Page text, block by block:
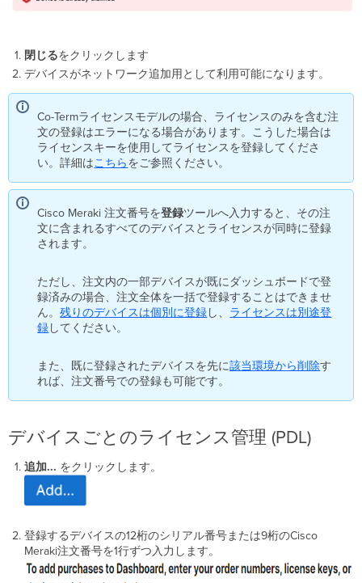
閉じるをクリックします
デバイスがネットワーク追加用として利用可能になります。
Co-Termライセンスモデルの場合、ライセンスのみを含む注
文の登録はエラーになる場合があります。こうした場合は
ライセンスキーを使用してライセンスを登録してくださ
い。詳細はこちらをご参照ください。
Cisco Meraki 注文番号を登録ツールへ入力すると、その注
文に含まれるすべてのデバイスとライセンスが同時に登録
されます。
ただし、注文内の一部デバイスが既にダッシュボードで登
録済みの場合、注文全体を一括で登録することはできませ
ん。残りのデバイスは個別に登録し、 ライセンスは別途登
録してください。
また、既に登録されたデバイスを先に該当環境から削除す
れば、注文番号での登録も可能です。
デバイスごとのライセンス管理 (PDL)
追加... をクリックします。
登録するデバイスの12桁のシリアル番号または9桁のCisco
Meraki注文番号を1行ずつ入力します。